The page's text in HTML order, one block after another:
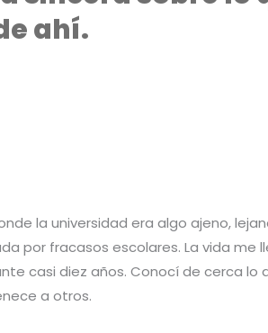
ahí.
la universidad era algo ajeno,
por fracasos escolares. La vida me
casi diez años. Conocí de cerca
a otros.